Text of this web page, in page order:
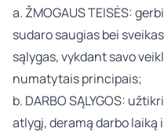
a. ŽMOGAUS TEISĖS:
sudaro saugias bei
sąlygas, vykdant savo
numatytais principais;
b. DARBO SĄLYGOS:
atlygį, deramą darbo laiką